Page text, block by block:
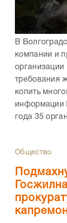
В
компании и
требования
копить
информации
года 35
Общество